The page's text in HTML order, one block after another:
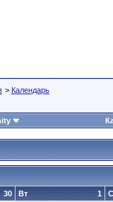
> Календарь
30 1
Вт